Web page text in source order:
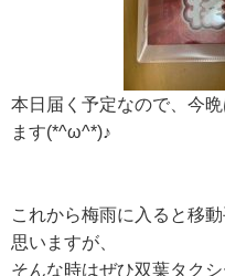
本日届く予定なので、今
ます(*^ω^*)♪
これから梅雨に入ると移
思いますが、
そんな時はぜひ双葉タク